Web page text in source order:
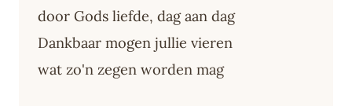
door Gods liefde, dag aan dag
Dankbaar mogen jullie vieren
wat zo'n zegen worden mag